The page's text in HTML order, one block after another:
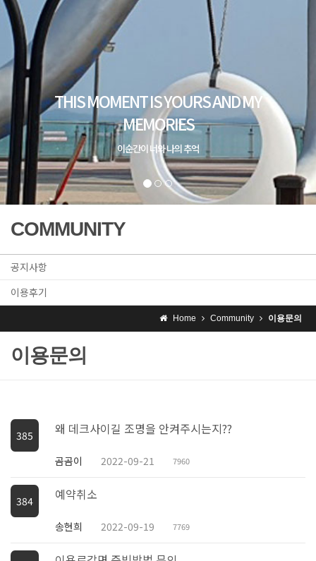
COMMUNITY
공지사항
이용후기
Home Community 이용문의
이용문의
385 왜 데크사이길 조명을 안켜주시는지??
곰곰이 2022-09-21 7960
384 예약취소
송현희 2022-09-19 7769